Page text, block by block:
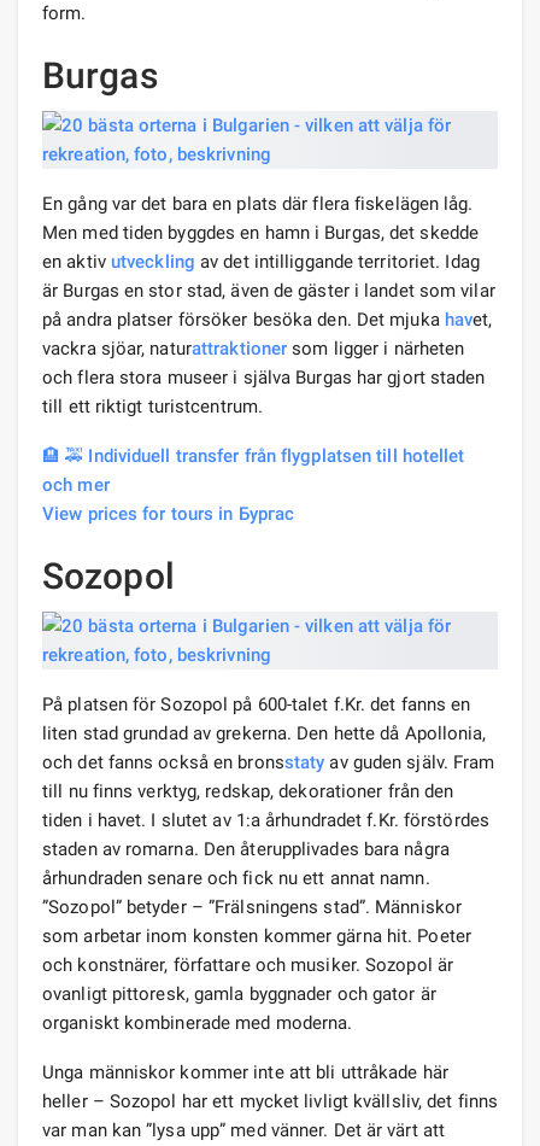
form.
Burgas
En gång var det bara en plats där flera fiskelägen låg.
Men med tiden byggdes en hamn i Burgas, det skedde
en aktiv utveckling av det intilliggande territoriet. Idag
är Burgas en stor stad, även de gäster i landet som vilar
på andra platser försöker besöka den. Det mjuka havet,
vackra sjöar, naturattraktioner som ligger i närheten
och flera stora museer i själva Burgas har gjort staden
till ett riktigt turistcentrum.
🏨 🚕 Individuell transfer från flygplatsen till hotellet
och mer
View prices for tours in Бургас
Sozopol
På platsen för Sozopol på 600-talet f.Kr. det fanns en
liten stad grundad av grekerna. Den hette då Apollonia,
och det fanns också en bronsstaty av guden själv. Fram
till nu finns verktyg, redskap, dekorationer från den
tiden i havet. I slutet av 1:a århundradet f.Kr. förstördes
staden av romarna. Den återupplivades bara några
århundraden senare och fick nu ett annat namn.
”Sozopol” betyder – ”Frälsningens stad”. Människor
som arbetar inom konsten kommer gärna hit. Poeter
och konstnärer, författare och musiker. Sozopol är
ovanligt pittoresk, gamla byggnader och gator är
organiskt kombinerade med moderna.
Unga människor kommer inte att bli uttråkade här
heller – Sozopol har ett mycket livligt kvällsliv, det finns
var man kan ”lysa upp” med vänner. Det är värt att